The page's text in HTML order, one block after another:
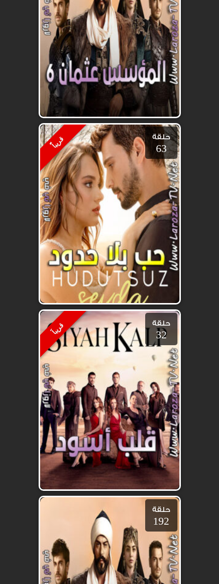
قريباًً حلقة
63
قريباََ حلقة
32
حلقة
192